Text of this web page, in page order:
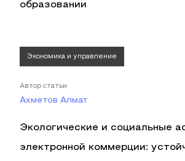
образовании
Экономика и управление
Автор статьи
Ахметов Алмат
Экологические и социальные
электронной коммерции: